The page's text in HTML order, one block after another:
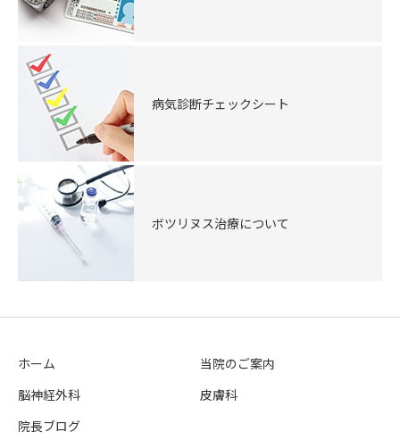
病気診断チェックシート
ボツリヌス治療について
ホーム
当院のご案内
脳神経外科
皮膚科
院長ブログ